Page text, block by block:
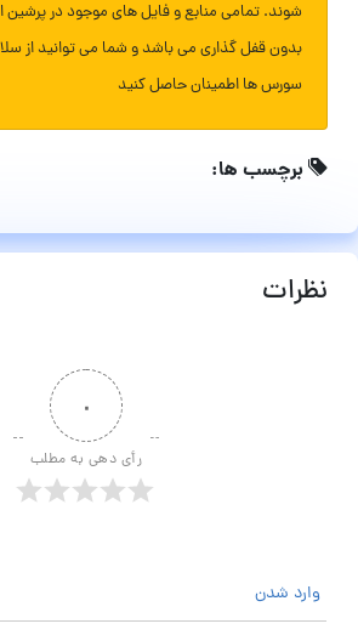
شوند. تمامی منابع و فایل های موجود در پرشین
بدون قفل گذاری می باشد و شما می توانید از
سورس ها اطمینان حاصل کنید
برچسب ها:
نظرات
۰
رأی دهی به مطلب
وارد شدن